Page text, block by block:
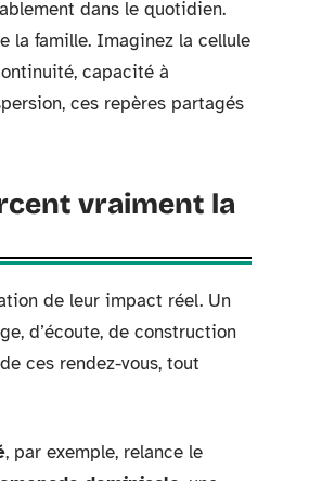
dans le quotidien.
la famille. Imaginez la cellule
capacité à
ces repères partagés
vraiment la
de leur impact réel. Un
d’écoute, de construction
ces rendez-vous, tout
, par exemple, relance le